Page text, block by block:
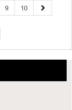
Page
9 Page
10
Page
suivante